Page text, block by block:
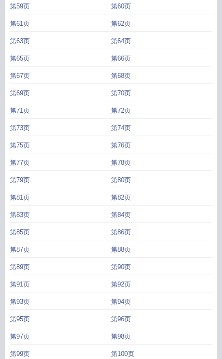
第59页 第60页
第61页 第62页
第63页 第64页
第65页 第66页
第67页 第68页
第69页 第70页
第71页 第72页
第73页 第74页
第75页 第76页
第77页 第78页
第79页 第80页
第81页 第82页
第83页 第84页
第85页 第86页
第87页 第88页
第89页 第90页
第91页 第92页
第93页 第94页
第95页 第96页
第97页 第98页
第99页 第100页